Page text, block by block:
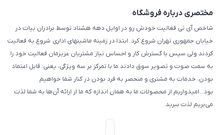
مختصری درباره فروشگاه
شاخص آی تی فعالیت خودش رو در اوایل دهه هشتاد توسط برادران بیات در
خیابان جمهوری تهران شروع کرد. ابتدا در زمینه ماشینهای اداری شروع به فعالیت
کردند ولی سپس با گسترش کار و احساس نیاز مشتریان عزیزمان فعالیت خود را
به سمت صوت و تصویر سوق دادند.ما با تمرکز بر سه ویژگی، یعنی: قابل اعتماد
بودن، خدمات به مشتری و منحصر به فرد بودن در کنار شما خواهیم
بود...امیدواریم از محصولات ما به همان اندازه که ما از ارائه آن‌ها به شما لذت
می‌‌بریم لذت ببرید.